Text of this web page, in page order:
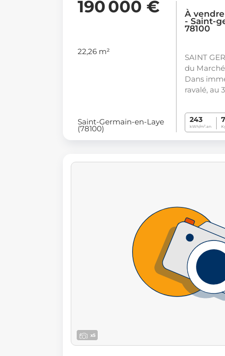
190 000 €
22,26 m²
Saint-Germain-en-Laye
(78100)
À
- Saint-
78100
SAINT
du
Dans
ravalé, au
243
kWh/m².an
7
x5